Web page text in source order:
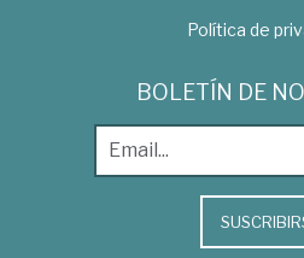
Política de
BOLETÍN DE